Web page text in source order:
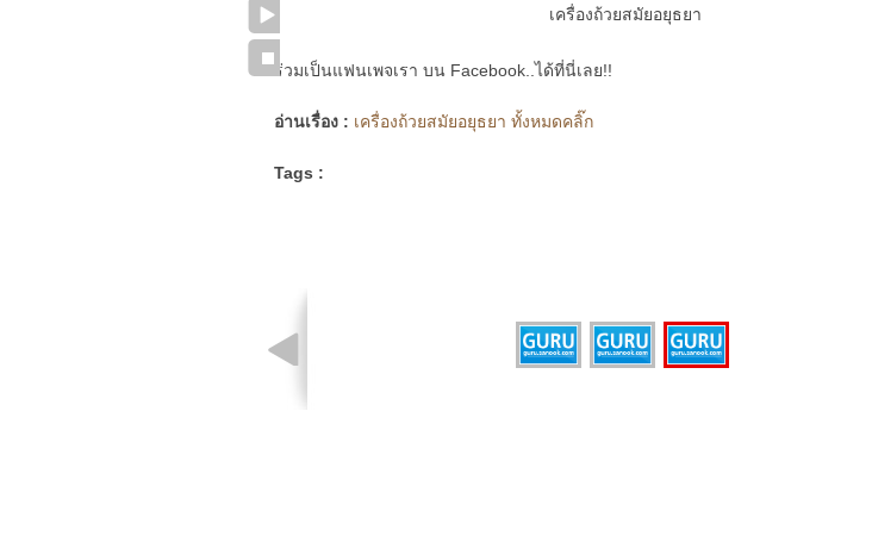
เครื่องถ้วยสมัยอยุธยา
ร่วมเป็นแฟนเพจเรา บน Facebook..ได้ที่นี่เลย!!
อ่านเรื่อง : เครื่องถ้วยสมัยอยุธยา ทั้งหมดคลิ๊ก
Tags :